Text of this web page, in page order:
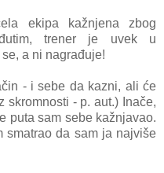
ekipa kažnjena zbog
trener je uvek u
a ni nagrađuje!
- i sebe da kazni, ali će
skromnosti - p. aut.) Inače,
puta sam sebe kažnjavao.
smatrao da sam ja najviše